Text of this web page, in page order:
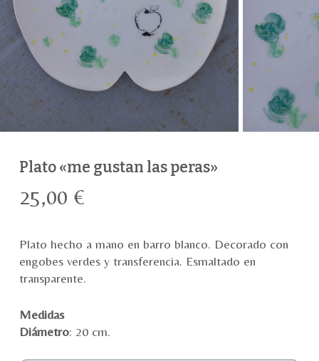
Plato «me gustan las peras»
25,00 €
Plato hecho a mano en barro blanco. Decorado con
engobes verdes y transferencia. Esmaltado en
transparente.
Medidas
Diámetro: 20 cm.